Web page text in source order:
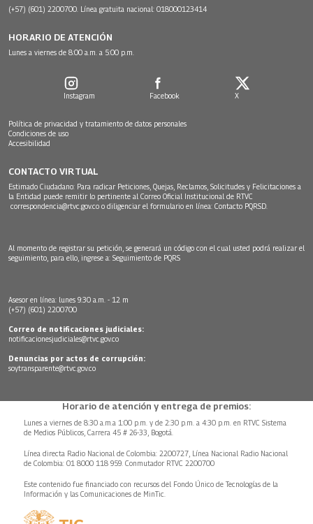
(+57) (601) 2200700. Línea gratuita nacional: 018000123414
HORARIO DE ATENCIÓN
Lunes a viernes de 8:00 a.m. a 5:00 p.m.
Instagram Facebook X
Política de privacidad y tratamiento de datos personales
Condiciones de uso
Accesibilidad
CONTACTO VIRTUAL
Estimado Ciudadano: Para radicar Peticiones, Quejas, Reclamos, Solicitudes y Felicitaciones a
la Entidad puede remitir lo pertinente al Correo Oficial Institucional de RTVC
correspondencia@rtvc.gov.co o diligenciar el formulario en línea: Contacto PQRSD.
Al momento de registrar su petición, se generará un código con el cual usted podrá realizar el
seguimiento, para ello, ingrese a: Seguimiento de PQRS
Asesor en línea: lunes 9:30 a.m. - 12 m
(+57) (601) 2200700
Correo de notificaciones judiciales:
notificacionesjudiciales@rtvc.gov.co
Denuncias por actos de corrupción:
soytransparente@rtvc.gov.co
Horario de atención y entrega de premios:
Lunes a viernes de 8:30 a.m.a 1:00 p.m. y de 2:30 p.m. a 4:30 p.m. en RTVC Sistema
de Medios Públicos, Carrera 45 # 26-33, Bogotá.
Línea directa Radio Nacional de Colombia: 2200727, Línea Nacional Radio Nacional
de Colombia: 01 8000 118 959. Conmutador RTVC 2200700
Este contenido fue financiado con recursos del Fondo Único de Tecnologías de la
Información y las Comunicaciones de MinTic.